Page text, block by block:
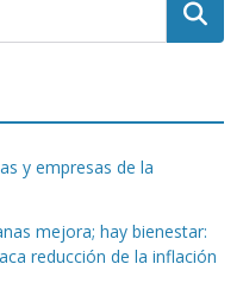
Buscar
y empresas de la
mejora; hay bienestar:
reducción de la inflación